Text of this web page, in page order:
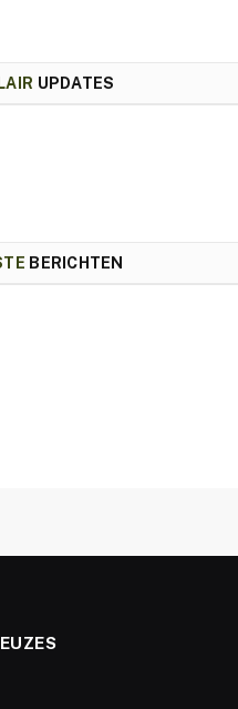
UPDATES
BERICHTEN